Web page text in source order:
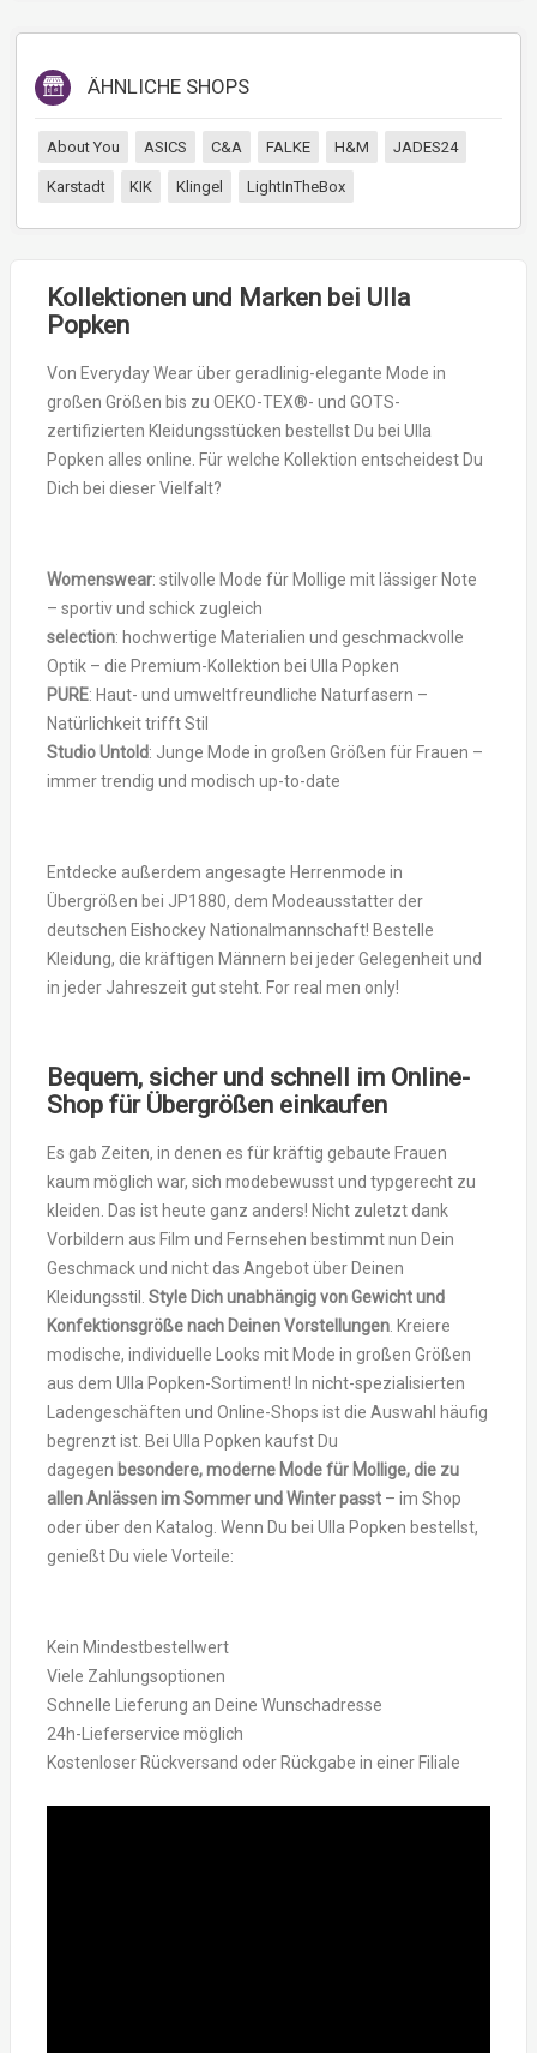
ÄHNLICHE SHOPS
About You ASICS C&A FALKE H&M JADES24
Karstadt KIK Klingel LightInTheBox
Kollektionen und Marken bei Ulla
Popken
Von Everyday Wear über geradlinig-elegante Mode in
großen Größen bis zu OEKO-TEX®- und GOTS-
zertifizierten Kleidungsstücken bestellst Du bei Ulla
Popken alles online. Für welche Kollektion entscheidest Du
Dich bei dieser Vielfalt?
Womenswear: stilvolle Mode für Mollige mit lässiger Note
– sportiv und schick zugleich
selection: hochwertige Materialien und geschmackvolle
Optik – die Premium-Kollektion bei Ulla Popken
PURE: Haut- und umweltfreundliche Naturfasern –
Natürlichkeit trifft Stil
Studio Untold: Junge Mode in großen Größen für Frauen –
immer trendig und modisch up-to-date
Entdecke außerdem angesagte Herrenmode in
Übergrößen bei JP1880, dem Modeausstatter der
deutschen Eishockey Nationalmannschaft! Bestelle
Kleidung, die kräftigen Männern bei jeder Gelegenheit und
in jeder Jahreszeit gut steht. For real men only!
Bequem, sicher und schnell im Online-
Shop für Übergrößen einkaufen
Es gab Zeiten, in denen es für kräftig gebaute Frauen
kaum möglich war, sich modebewusst und typgerecht zu
kleiden. Das ist heute ganz anders! Nicht zuletzt dank
Vorbildern aus Film und Fernsehen bestimmt nun Dein
Geschmack und nicht das Angebot über Deinen
Kleidungsstil. Style Dich unabhängig von Gewicht und
Konfektionsgröße nach Deinen Vorstellungen . Kreiere
modische, individuelle Looks mit Mode in großen Größen
aus dem Ulla Popken-Sortiment! In nicht-spezialisierten
Ladengeschäften und Online-Shops ist die Auswahl häufig
begrenzt ist. Bei Ulla Popken kaufst Du
dagegen besondere, moderne Mode für Mollige, die zu
allen Anlässen im Sommer und Winter passt – im Shop
oder über den Katalog. Wenn Du bei Ulla Popken bestellst,
genießt Du viele Vorteile:
Kein Mindestbestellwert
Viele Zahlungsoptionen
Schnelle Lieferung an Deine Wunschadresse
24h-Lieferservice möglich
Kostenloser Rückversand oder Rückgabe in einer Filiale